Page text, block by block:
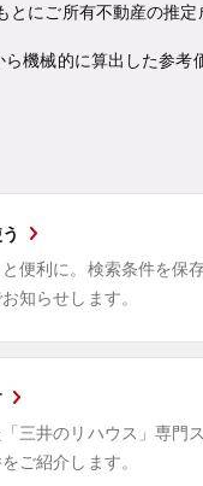
とにご所有不動産の推
機械的に算出した参考
便利に。検索条件を保
知らせします。
三井のリハウス」専門
ご紹介します。